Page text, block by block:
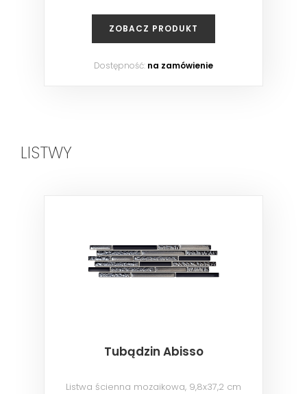
ZOBACZ PRODUKT
Dostępność: na zamówienie
LISTWY
Tubądzin Abisso
Listwa ścienna mozaikowa, 9,8x37,2 cm